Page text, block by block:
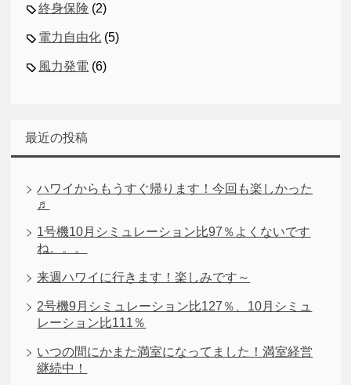
終身保険 (2)
電力自由化 (5)
風力発電 (6)
最近の投稿
ハワイからもうすぐ帰ります！今回も楽しかった
♬
1号機10月シミュレーション比97％よくないです
ね。。。
来週ハワイに行きます！楽しみです～
2号機9月シミュレーション比127％、10月シミュ
レーション比111％
いつの間にかまた満室になってました！満室経営
継続中！